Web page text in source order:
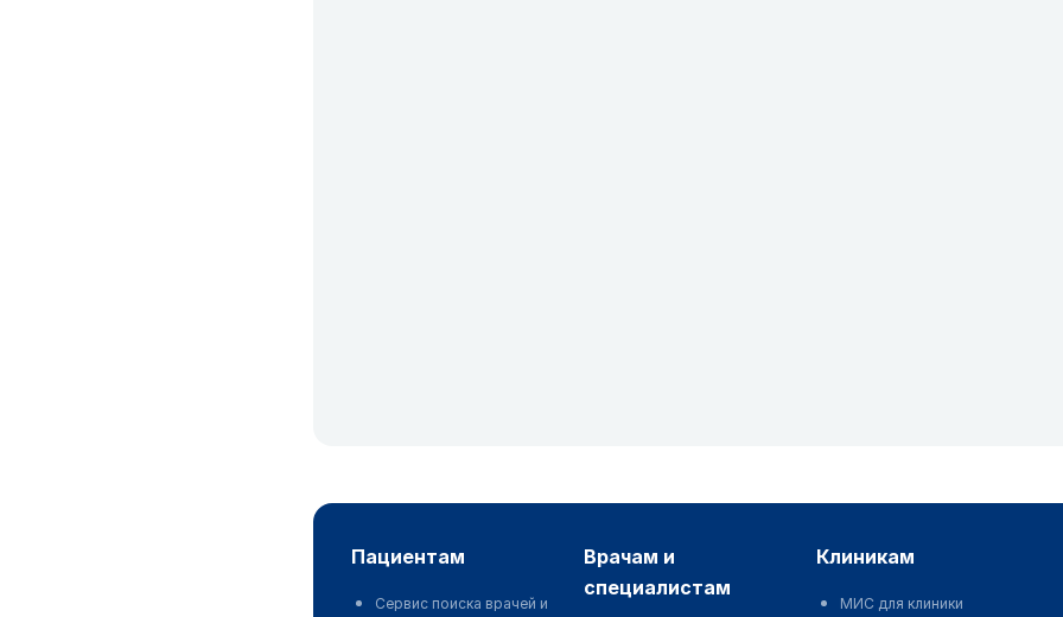
пациентам
Сервис поиска врачей и
врачам и
специалистам
клиникам
МИС для клиники